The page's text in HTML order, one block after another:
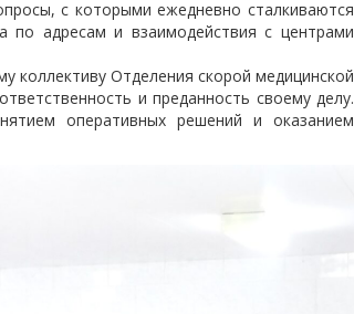
с которыми ежедневно сталкиваются
адресам и взаимодействия с центрами
коллективу Отделения скорой медицинской
и преданность своему делу.
оперативных решений и оказанием